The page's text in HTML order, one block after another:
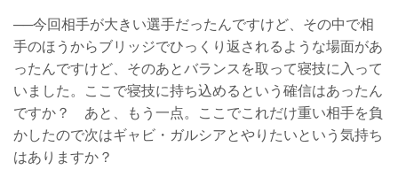
──今回相手が大きい選手だったんですけど、その中で相
手のほうからブリッジでひっくり返されるような場面があ
ったんですけど、そのあとバランスを取って寝技に入って
いました。ここで寝技に持ち込めるという確信はあったん
ですか？ あと、もう一点。ここでこれだけ重い相手を負
かしたので次はギャビ・ガルシアとやりたいという気持ち
はありますか？